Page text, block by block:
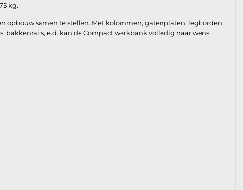
kg.
opbouw samen te stellen. Met kolommen, gatenplaten, legborden,
e.d. kan de Compact werkbank volledig naar wens